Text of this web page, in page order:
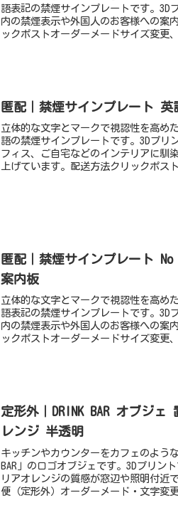
語表記の禁煙サインプレートです。3D
内の禁煙表示や外国人のお客様への案
ックポストオーダーメードサイズ変更
匿配｜禁煙サインプレート 英
立体的な文字とマークで視認性を高め
語の禁煙サインプレートです。3Dプリ
フィス、ご自宅などのインテリアに馴
上げています。配送方法クリックポス
匿配｜禁煙サインプレート
案内板
立体的な文字とマークで視認性を高め
語表記の禁煙サインプレートです。3D
内の禁煙表示や外国人のお客様への案
ックポストオーダーメードサイズ変更
定形外｜DRINK BAR オブジ
レンジ 半透明
キッチンやカウンターをカフェのよう
BAR」のロゴオブジェです。3Dプリン
リアオレンジの質感が窓辺や照明付近
便（定形外）オーダーメード・文字変